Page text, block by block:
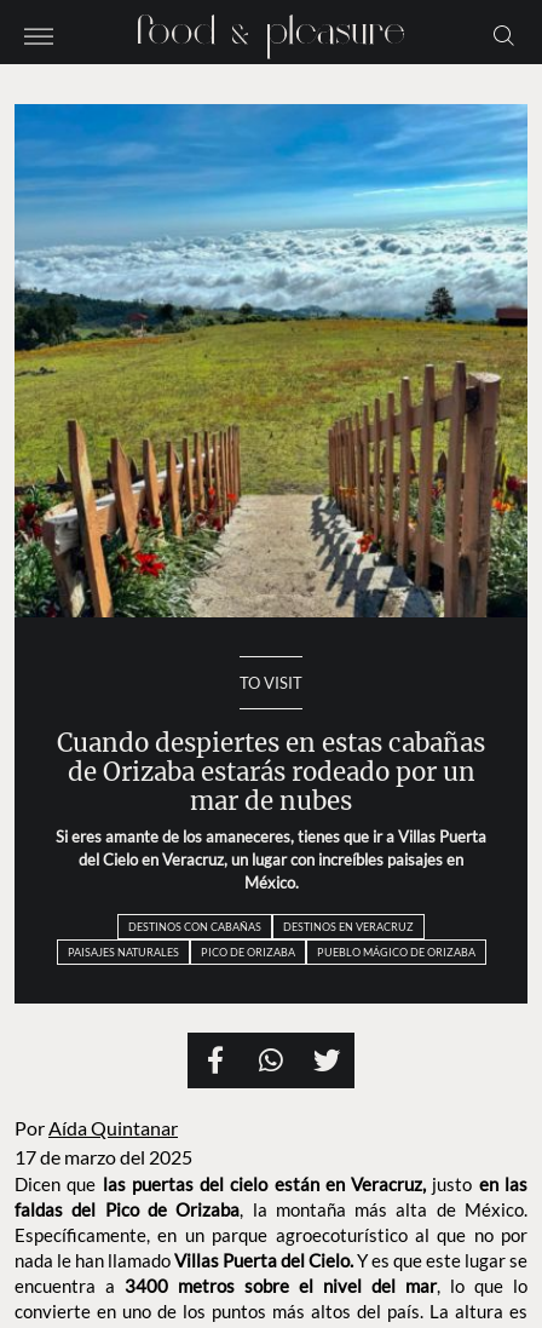
TO VISIT
Cuando despiertes en estas cabañas
de Orizaba estarás rodeado por un
mar de nubes
Si eres amante de los amaneceres, tienes que ir a Villas Puerta
del Cielo en Veracruz, un lugar con increíbles paisajes en
México.
DESTINOS CON CABAÑAS
DESTINOS EN VERACRUZ
PAISAJES NATURALES
PICO DE ORIZABA PUEBLO MÁGICO DE ORIZABA
PorAída Quintanar
17 de marzo del 2025
Dicen que las puertas del cielo están en Veracruz, justo en las
faldas del Pico de Orizaba, la montaña más alta de México.
Específicamente, en un parque agroecoturístico al que no por
nada le han llamadoVillas Puerta del Cielo.Y es que este lugar se
encuentra a 3400 metros sobre el nivel del mar, lo que lo
convierte en uno de los puntos más altos del país. La altura es